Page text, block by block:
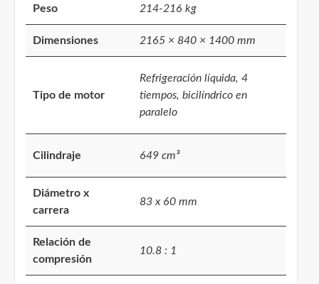
Peso 214-216 kg
Dimensiones 2165 × 840 × 1400 mm
Tipo de motor
Refrigeración líquida, 4
tiempos, bicilíndrico en
paralelo
Cilindraje 649 cm³
Diámetro x
carrera
83 x 60 mm
Relación de
compresión
10.8 : 1